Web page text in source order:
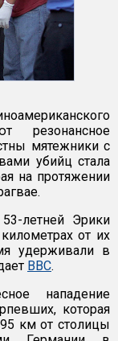
резонансное
мятежники с
убийц стала
на протяжении
летней Эрики
от их
удерживали в
BBC.
нападение
которая
км от столицы